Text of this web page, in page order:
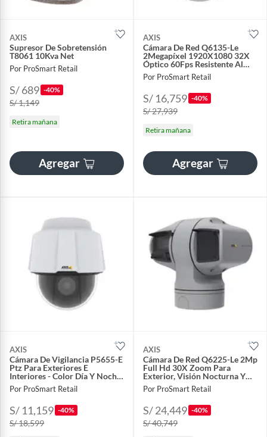
AXIS
Supresor De Sobretensión
T8061 10Kva Net
Por ProSmart Retail
S/ 689 -40%
S/ 1,149
Retira mañana
Agregar
AXIS
Cámara De Red Q6135-Le
2Megapíxel 1920X1080 32X
Óptico 60Fps Resistente Al
Vandalismo
Por ProSmart Retail
S/ 16,759 -40%
S/ 27,939
Retira mañana
Agregar
AXIS
Cámara De Vigilancia P5655-E
Ptz Para Exteriores E
Interiores - Color Día Y Noche,
60
Por ProSmart Retail
S/ 11,159 -40%
S/ 18,599
AXIS
Cámara De Red Q6225-Le 2Mp
Full Hd 30X Zoom Para
Exterior, Visión Nocturna Y
Resisten
Por ProSmart Retail
S/ 24,449 -40%
S/ 40,749